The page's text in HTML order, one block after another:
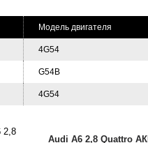
Модель двигателя
4G54
G54B
4G54
Audi A6 2,8 Quattro